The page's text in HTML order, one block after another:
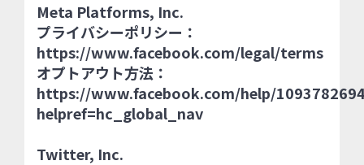
Meta Platforms, Inc.
プライバシーポリシー：
https://www.facebook.com/legal/terms
オプトアウト方法：
https://www.facebook.com/help/
helpref=hc_global_nav
Twitter, Inc.